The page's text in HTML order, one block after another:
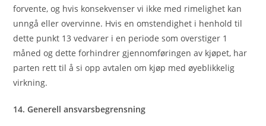
forvente, og hvis konsekvenser vi ikke med rimelighet kan
unngå eller overvinne. Hvis en omstendighet i henhold til
dette punkt ‎13 vedvarer i en periode som overstiger 1
måned og dette forhindrer gjennomføringen av kjøpet, har
parten rett til å si opp avtalen om kjøp med øyeblikkelig
virkning.
14. Generell ansvarsbegrensning